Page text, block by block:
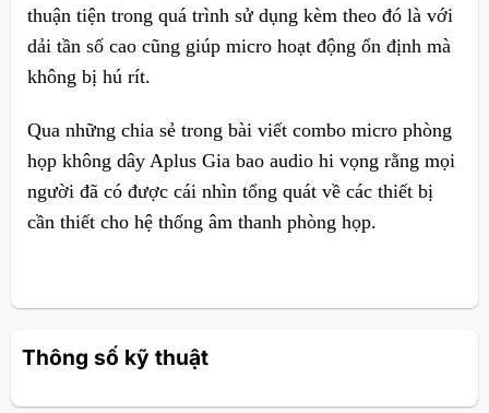
thuận tiện trong quá trình sử dụng kèm theo đó là với
dải tần số cao cũng giúp micro hoạt động ổn định mà
không bị hú rít.
Qua những chia sẻ trong bài viết combo micro phòng
họp không dây Aplus Gia bao audio hi vọng rằng mọi
người đã có được cái nhìn tổng quát về các thiết bị
cần thiết cho hệ thống âm thanh phòng họp.
Thông số kỹ thuật